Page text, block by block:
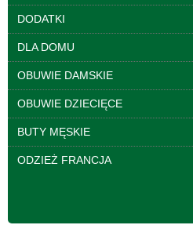
DODATKI
DLA DOMU
OBUWIE DAMSKIE
OBUWIE DZIECIĘCE
BUTY MĘSKIE
ODZIEŻ FRANCJA
95.00 zł
szczegóły